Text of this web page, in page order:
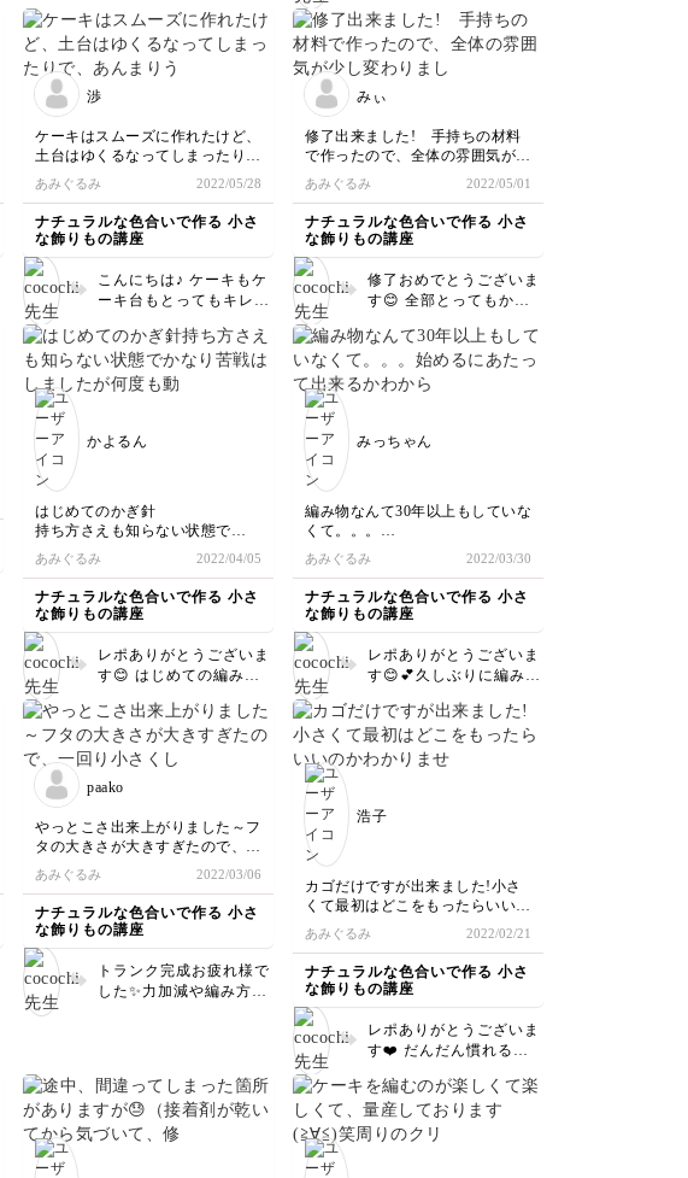
個も👍✨すごいお上手で
すー😆
渉
ケーキはスムーズに作れたけど、
土台はゆくるなってしまったり
で、あんまりうまくいかなかった
ですーー😭
あみぐるみ 2022/05/28
ナチュラルな色合いで作る 小さ
な飾りもの講座
こんにちは♪ ケーキもケ
ーキ台もとってもキレイ
土台部分は力加減が難し
いですよね😅 でもとっ
ても上手にできていると
💪😆
みぃ
修了出来ました! 手持ちの材料
で作ったので、全体の雰囲気が少
し変わりましたが、可愛らしい小
物を自分で作れて嬉しかったです
あみぐるみ 2022/05/01
ナチュラルな色合いで作る 小さ
な飾りもの講座
修了おめでとうございま
す😊 全部とってもかわ
も入って、本当にステキ
です😍 カゴのアレンジ
もいいですねー👏✨ また
りがとうございました💕
かよるん
はじめてのかぎ針
持ち方さえも知らない状態で
かなり苦戦はしましたが
何度も動画を見て失敗を繰り返
し、ようやくリンゴの形が完成で
きました！
どうしても緩くなってしまうので
動画と同じ形になるまで時間はま
だまだかかりそうですが
ゆっくりと学んでいきたいと思い
ます
あみぐるみ 2022/04/05
ナチュラルな色合いで作る 小さ
な飾りもの講座
レポありがとうございま
す😊 はじめての編み物
とうございます❤️何度も
チャレンジして頂き嬉し
いです🙌 そして初めて
とは思えないくらいお上
けてみて下さい🙏
みっちゃん
編み物なんて30年以上もしていな
くて。。。
始めるにあたって出来るかわから
ない為全て100均で揃えて挑戦し
ました。
クラフトバンドは他のはしらない
ですがちょっと毛羽立つ感じなん
でもうちょい良いものがいいか
も。。と思いました。。
リンゴ編むのに1日。。
本当に24時間くらいかけてやっと
出来ました💦笑
まだ始末のやり方が上手に出来な
くて適当ですが。。。
でもめちゃくちゃ楽しかった〜
ちびっ子にプレゼントしてきま
す！
あみぐるみ 2022/03/30
ナチュラルな色合いで作る 小さ
な飾りもの講座
レポありがとうございま
す😊💕久しぶりに編み物
こちらの講座を選んでも
らえて嬉しいです❤️ ク
ラフトバンドはたしかに
また機会があったら、メ
すよ◎ 楽しかったとの
お言葉とっても嬉しいで
ぜひ編んでみて下さい😍
paako
やっとこさ出来上がりました～フ
タの大きさが大きすぎたので、一
回り小さくしました。編み方で、
随分と大きさが違ってしまうんで
すね…
あみぐるみ 2022/03/06
ナチュラルな色合いで作る 小さ
な飾りもの講座
トランク完成お疲れ様で
した✨力加減や編み方で
かってくると、サイズが
合ってくるかもしれない
です😌 でもとてもお上
手な仕上がりです❤️受講
浩子
カゴだけですが出来ました!小さ
くて最初はどこをもったらいいの
かわかりませんでしたが、だんだ
んなれてきて楽しく作れました
(*^^*)他のレッスンも楽しみです
♪
リンゴ🍎もいつか挑戦したいで
す。
あみぐるみ 2022/02/21
ナチュラルな色合いで作る 小さ
な飾りもの講座
レポありがとうございま
す❤️ だんだん慣れると
キレイな仕上がり👏ぜひ
りんごも挑戦してみて下
さいね🍎